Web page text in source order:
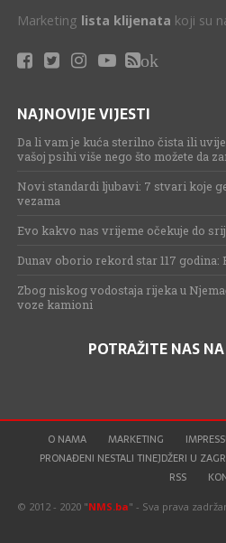
Marketing lista klijenata koji su
ok
NAJNOVIJE VIJESTI
Da li vam je kuća sterilno čista ili
vašoj psihi više nego što možete da
Novi standardi ljubavi: 7 stvari koje
vezama
Evo kakvo nas vrijeme očekuje do
Dunav oborio rekord star 117
Zbog niskog vodostaja rijeka u
voze kamioni
POTRAŽITE NAS
O NAMA MARKETING
PRONAĐENI NESTALI TINEJDŽERI U
RSS
© 2012 - 2020 "NMS.ba" - Sva prava